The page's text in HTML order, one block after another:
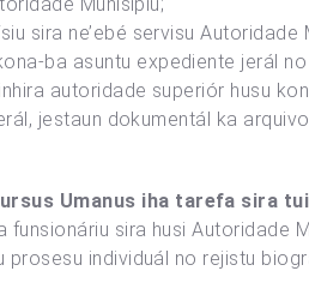
sira ne’ebé servisu Autoridade
ba asuntu expediente jerál
autoridade superiór husu
jestaun dokumentál ka
Umanus iha tarefa sira
sira husi Autoridade
individuál no rejistu